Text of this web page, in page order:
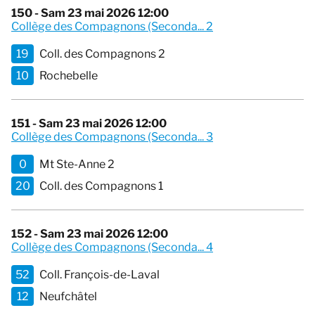
150 - Sam 23 mai 2026 12:00
Collège des Compagnons (Seconda... 2
19
Coll. des Compagnons 2
10
Rochebelle
151 - Sam 23 mai 2026 12:00
Collège des Compagnons (Seconda... 3
0
Mt Ste-Anne 2
20
Coll. des Compagnons 1
152 - Sam 23 mai 2026 12:00
Collège des Compagnons (Seconda... 4
52
Coll. François-de-Laval
12
Neufchâtel